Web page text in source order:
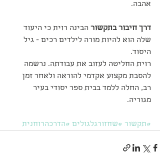
אהבה.
דרך חיבור בתקשור הבינה רוית כי היעוד
שלה הוא להיות מורה לילדים רכים - גיל
היסוד.
רוית החליטה לעזוב את עבודתה. נרשמה
להסבת מקצוע אקדמי להוראה ולאחר זמן
רב, החלה ללמד בבית ספר יסודי בעיר
מגוריה.
#תקשור #שחזורגלגולים #הדרכהרוחנית